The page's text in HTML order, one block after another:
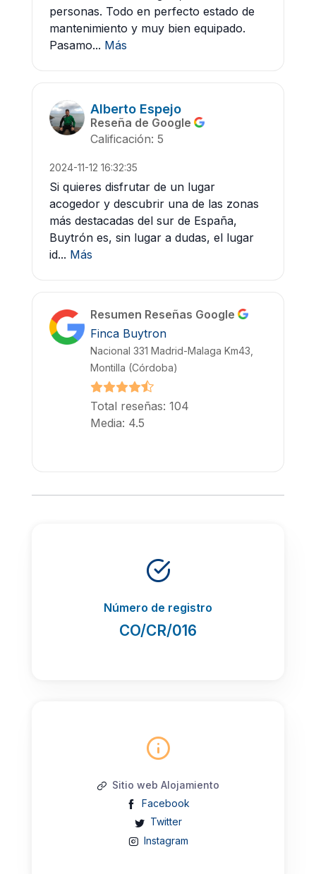
personas. Todo en perfecto estado de
mantenimiento y muy bien equipado.
Pasamo... Más
Alberto Espejo
Reseña de Google
Calificación: 5
2024-11-12 16:32:35
Si quieres disfrutar de un lugar
acogedor y descubrir una de las zonas
más destacadas del sur de España,
Buytrón es, sin lugar a dudas, el lugar
id... Más
Resumen Reseñas Google
Finca Buytron
Nacional 331 Madrid-Malaga Km43,
Montilla (Córdoba)
Total reseñas: 104
Media: 4.5
Número de registro
CO/CR/016
Sitio web Alojamiento
Facebook
Twitter
Instagram